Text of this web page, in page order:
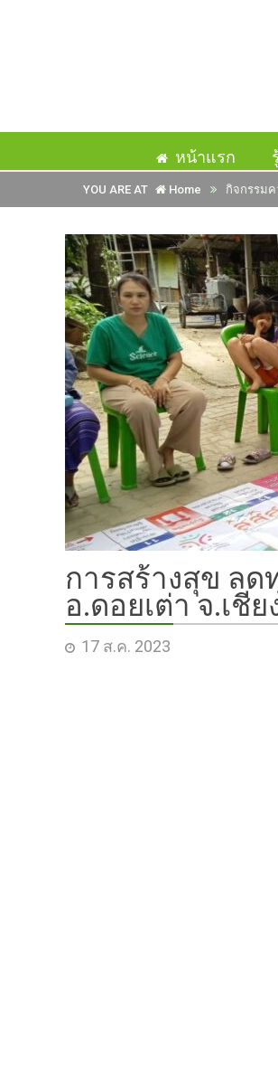
หน้าแรก
YOU ARE AT Home กิจกรรม
การสร้างสุข ล
อ.ดอยเต่า จ.เชี
17 ส.ค. 2023